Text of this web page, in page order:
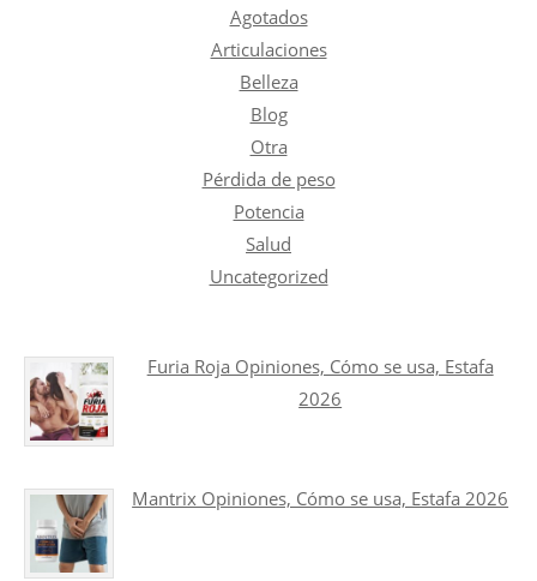
Agotados
Articulaciones
Belleza
Blog
Otra
Pérdida de peso
Potencia
Salud
Uncategorized
Furia Roja Opiniones, Cómo se usa, Estafa
2026
Mantrix Opiniones, Cómo se usa, Estafa 2026